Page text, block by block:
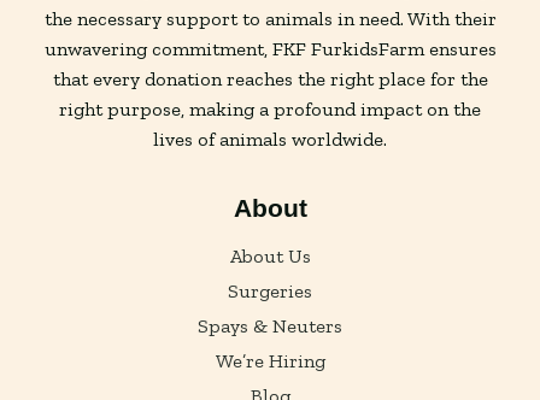
the necessary support to animals in need. With their
unwavering commitment, FKF FurkidsFarm ensures
that every donation reaches the right place for the
right purpose, making a profound impact on the
lives of animals worldwide.
About
About Us
Surgeries
Spays & Neuters
We’re Hiring